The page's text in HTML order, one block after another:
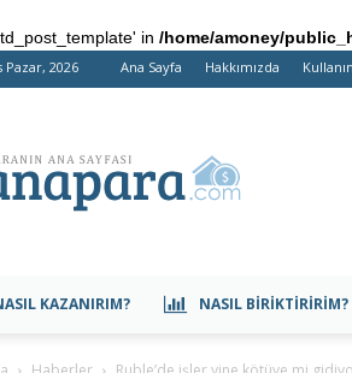
in /home/amoney/
Pazar, 2026 Ana Sayfa Hakkımızda
KAZANIRIM? NASIL BIRIKTIRIRIM?